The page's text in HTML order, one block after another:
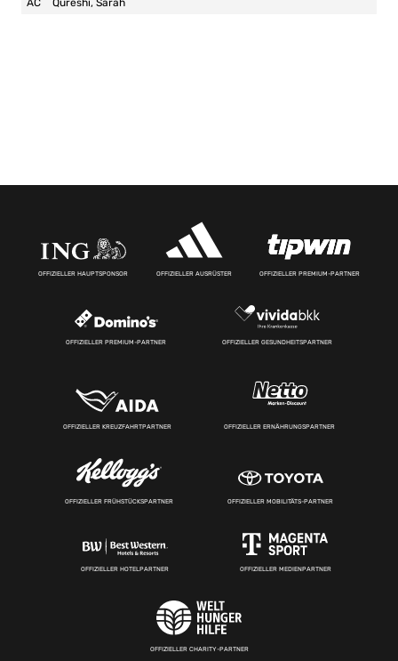
AC
Qureshi, Sarah
OFFIZIELLER HAUPTSPONSOR OFFIZIELLER AUSRÜSTER OFFIZIELLER PREMIUM-PARTNER
OFFIZIELLER PREMIUM-PARTNER OFFIZIELLER GESUNDHEITSPARTNER
OFFIZIELLER KREUZFAHRTPARTNER OFFIZIELLER ERNÄHRUNGSPARTNER
OFFIZIELLER FRÜHSTÜCKSPARTNER OFFIZIELLER MOBILITÄTS-PARTNER
OFFIZIELLER HOTELPARTNER OFFIZIELLER MEDIENPARTNER
OFFIZIELLER CHARITY-PARTNER